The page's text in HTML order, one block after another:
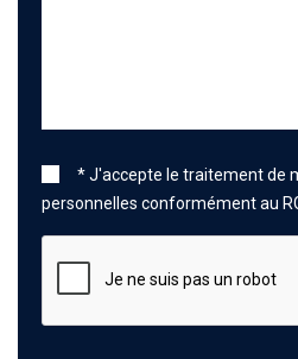
* J'accepte le traitement de
personnelles conformément au